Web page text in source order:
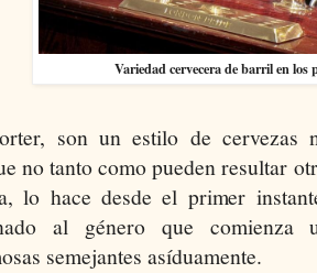
Variedad cervecera de barril en los
son un estilo de cervezas
no tanto como pueden resultar
lo hace desde el primer
al género que
semejantes asíduamente.